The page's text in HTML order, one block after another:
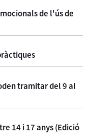
de l'ús de
tramitar del 9 al
14 i 17 anys (Edició